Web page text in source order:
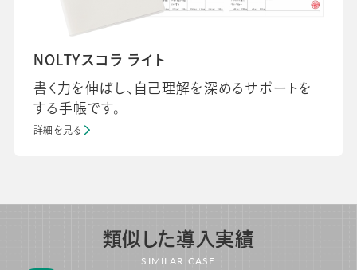
NOLTYスコラ ライト
書く力を伸ばし、自己理解を深めるサポートを
する手帳です。
詳細を見る
類似した導入実績
SIMILAR CASE